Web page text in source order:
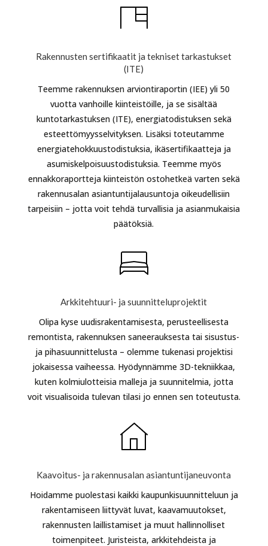
Rakennusten sertifikaatit ja tekniset tarkastukset
(ITE)
Teemme rakennuksen arviontiraportin (IEE) yli 50
vuotta vanhoille kiinteistöille, ja se sisältää
kuntotarkastuksen (ITE), energiatodistuksen sekä
esteettömyysselvityksen. Lisäksi toteutamme
energiatehokkuustodistuksia, ikäsertifikaatteja ja
asumiskelpoisuustodistuksia. Teemme myös
ennakkoraportteja kiinteistön ostohetkeä varten sekä
rakennusalan asiantuntijalausuntoja oikeudellisiin
tarpeisiin – jotta voit tehdä turvallisia ja asianmukaisia
päätöksiä.
Arkkitehtuuri- ja suunnitteluprojektit
Olipa kyse uudisrakentamisesta, perusteellisesta
remontista, rakennuksen saneerauksesta tai sisustus-
ja pihasuunnittelusta – olemme tukenasi projektisi
jokaisessa vaiheessa. Hyödynnämme 3D-tekniikkaa,
kuten kolmiulotteisia malleja ja suunnitelmia, jotta
voit visualisoida tulevan tilasi jo ennen sen toteutusta.
Kaavoitus- ja rakennusalan asiantuntijaneuvonta
Hoidamme puolestasi kaikki kaupunkisuunnitteluun ja
rakentamiseen liittyvät luvat, kaavamuutokset,
rakennusten laillistamiset ja muut hallinnolliset
toimenpiteet. Juristeista, arkkitehdeista ja